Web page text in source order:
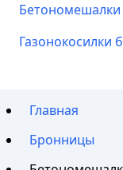
Газонокосилки
Главная
Бронницы